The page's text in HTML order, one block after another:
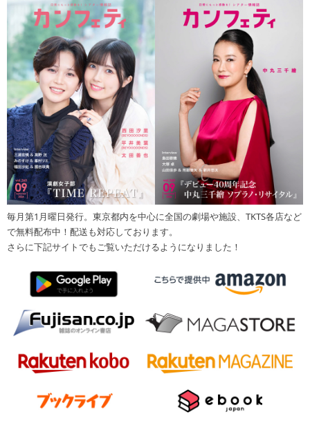
毎月第1月曜日発行。東京都内を中心に全国の劇場や施設、TKTS各店など
で無料配布中！配送も対応しております。
さらに下記サイトでもご覧いただけるようになりました！